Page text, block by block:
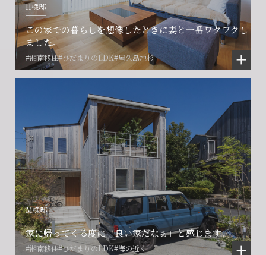
H様邸
この家での暮らしを想像したときに妻と一番ワクワクし
ました。
#湘南移住#ひだまりのLDK#屋久島地杉
M様邸
家に帰ってくる度に「良い家だなぁ」と感じます。
#湘南移住#ひだまりのLDK#海の近く